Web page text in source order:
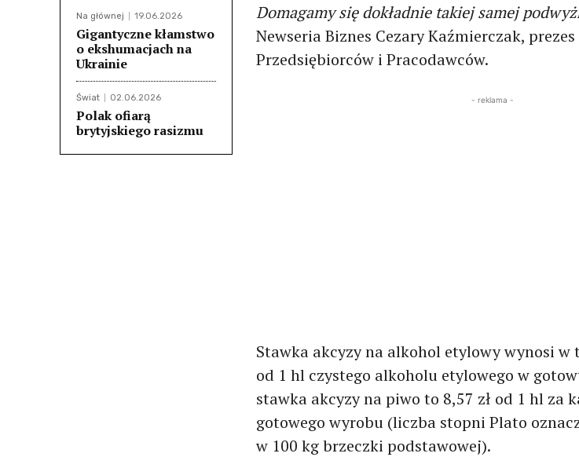
Na głównej 19.06.2026
Gigantyczne kłamstwo
o ekshumacjach na
Ukrainie
Świat 02.06.2026
Polak ofiarą
brytyjskiego rasizmu
Domagamy się dokładnie takiej samej
Newseria Biznes Cezary Kaźmierczak,
Przedsiębiorców i Pracodawców.
- reklama -
Stawka akcyzy na alkohol etylowy wynosi w
od 1 hl czystego alkoholu etylowego w
stawka akcyzy na piwo to 8,57 zł od 1 hl za
gotowego wyrobu (liczba stopni Plato
w 100 kg brzeczki podstawowej).